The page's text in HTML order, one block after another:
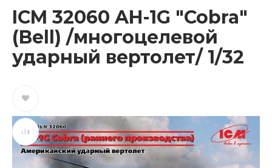
ICM 32060 AH-1G "Cobra"
(Bell) /многоцелевой
ударный вертолет/ 1/32